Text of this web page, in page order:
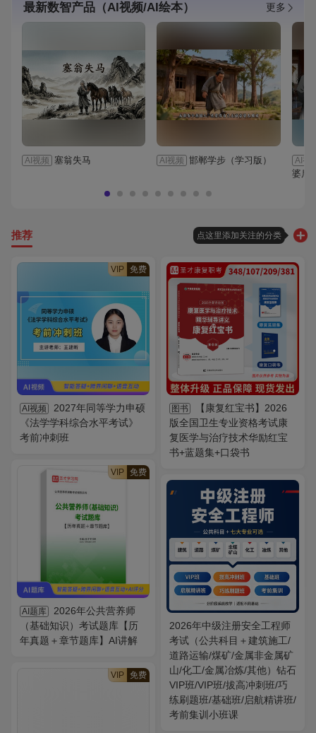
最新数智产品（AI视频/AI绘本） 更多
AI视频 塞翁失马 AI视频 邯郸学步（学习版） AI视
婆后
推荐 点这里添加关注的分类
VIP 免费
AI视频
2027年同等学力申硕
《法学学科综合水平考试》
考前冲刺班
图书
【康复红宝书】2026
版全国卫生专业资格考试康
复医学与治疗技术华励红宝
书+蓝题集+口袋书
VIP 免费
AI题库
2026年公共营养师
（基础知识）考试题库【历
年真题＋章节题库】AI讲解
2026年中级注册安全工程师
考试（公共科目＋建筑施工/
道路运输/煤矿/金属非金属矿
山/化工/金属冶炼/其他）钻石
VIP班/VIP班/拔高冲刺班/巧
练刷题班/基础班/启航精讲班/
考前集训小班课
VIP 免费